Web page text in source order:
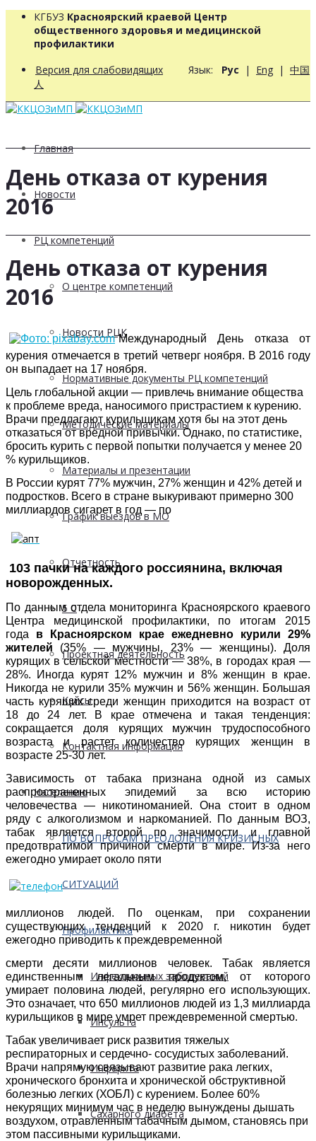
КГБУЗ Красноярский краевой Центр
общественного здоровья и медицинской
профилактики
Версия для слабовидящих Язык: Рус | Eng | 中国
人
Главная
Новости
РЦ компетенций
О центре компетенций
Новости РЦК
Нормативные документы РЦ компетенций
Методические материалы
Материалы и презентации
График выездов в МО
Отчетность
5 С
Проектная деятельность
Кейсы
Контактная информация
Населению
ПО ВОПРОСАМ ПРЕОДОЛЕНИЯ КРИЗИСНЫХ
СИТУАЦИЙ
Профилактика
Инфекционных заболеваний
Инсульта
Инфаркта
Сахарного диабета
День отказа от курения
2016
День отказа от курения
2016
Международный День отказа от
курения отмечается в третий четверг ноября. В 2016 году
он выпадает на 17 ноября.
Цель глобальной акции — привлечь внимание общества
к проблеме вреда, наносимого пристрастием к курению.
Врачи предлагают курильщикам хотя бы на этот день
отказаться от вредной привычки. Однако, по статистике,
бросить курить с первой попытки получается у менее 20
% курильщиков.
В России курят 77% мужчин, 27% женщин и 42% детей и
подростков. Всего в стране выкуривают примерно 300
миллиардов сигарет в год — по
103 пачки на каждого россиянина, включая
новорожденных.
По данным отдела мониторинга Красноярского краевого
Центра медицинской профилактики, по итогам 2015
года в Красноярском крае ежедневно курили 29%
жителей (35% — мужчины, 23% — женщины). Доля
курящих в сельской местности — 38%, в городах края —
28%. Иногда курят 12% мужчин и 8% женщин в крае.
Никогда не курили 35% мужчин и 56% женщин. Большая
часть курящих среди женщин приходится на возраст от
18 до 24 лет. В крае отмечена и такая тенденция:
сокращается доля курящих мужчин трудоспособного
возраста и растет количество курящих женщин в
возрасте 25-30 лет.
Зависимость от табака признана одной из самых
распространенных эпидемий за всю историю
человечества — никотиноманией. Она стоит в одном
ряду с алкоголизмом и наркоманией. По данным ВОЗ,
табак является второй по значимости и главной
предотвратимой причиной смерти в мире. Из-за него
ежегодно умирает около пяти
миллионов людей. По оценкам, при сохранении
существующих тенденций к 2020 г. никотин будет
ежегодно приводить к преждевременной
смерти десяти миллионов человек. Табак является
единственным легальным продуктом, от которого
умирает половина людей, регулярно его использующих.
Это означает, что 650 миллионов людей из 1,3 миллиарда
курильщиков в мире умрет преждевременной смертью.
Табак увеличивает риск развития тяжелых
респираторных и сердечно- сосудистых заболеваний.
Врачи напрямую связывают развитие рака легких,
хронического бронхита и хронической обструктивной
болезнью легких (ХОБЛ) с курением. Более 60%
некурящих минимум час в неделю вынуждены дышать
воздухом, отравленным табачным дымом, становясь при
этом пассивными курильщиками.